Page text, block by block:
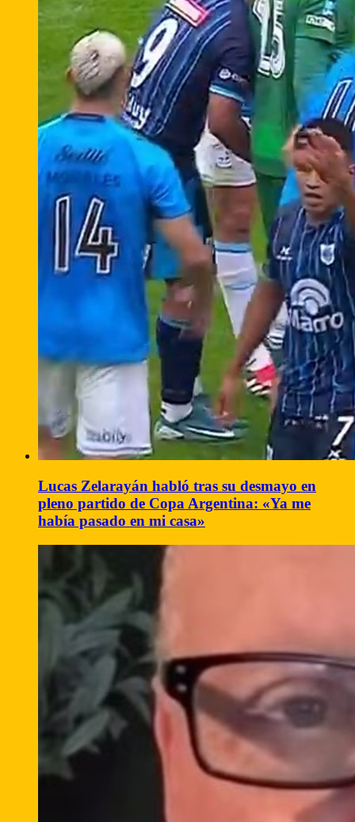
Lucas Zelarayán habló tras su desmayo en
pleno partido de Copa Argentina: «Ya me
había pasado en mi casa»